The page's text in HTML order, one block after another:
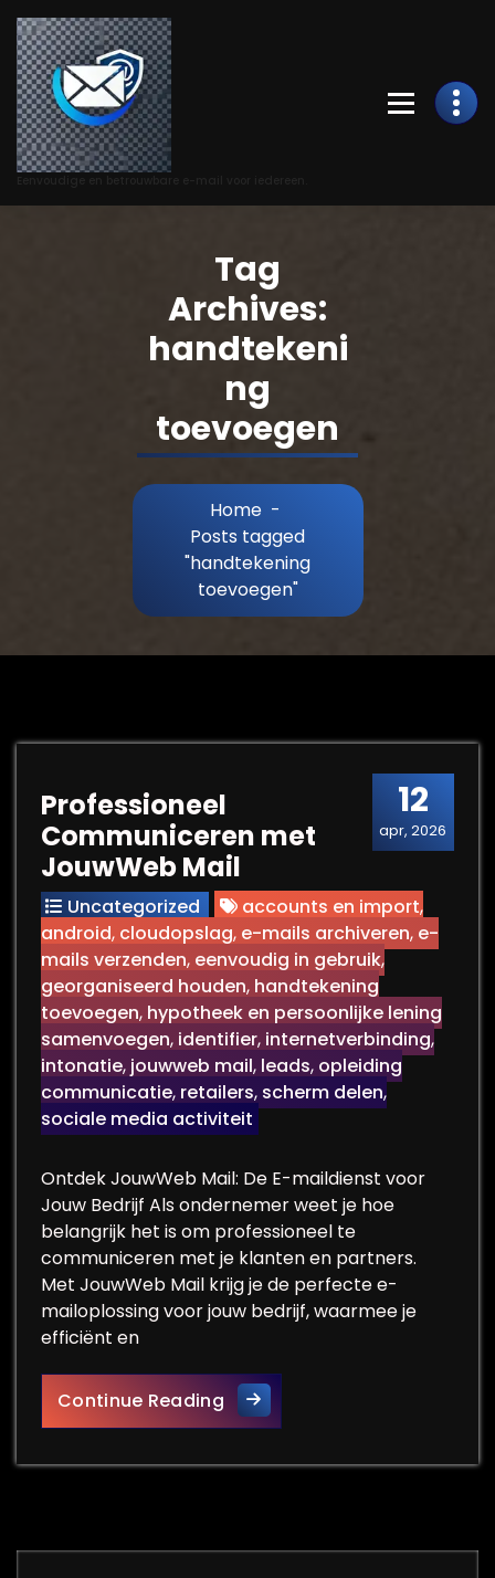
Skip
to
Content
Tag
Archives:
handtekeni
ng
toevoegen
Home -
Posts tagged
"handtekening
toevoegen"
12
apr, 2026
Professioneel
Communiceren met
JouwWeb Mail
Uncategorized accounts en import,
android, cloudopslag, e-mails archiveren, e-
mails verzenden, eenvoudig in gebruik,
georganiseerd houden, handtekening
toevoegen, hypotheek en persoonlijke lening
samenvoegen, identifier, internetverbinding,
intonatie, jouwweb mail, leads, opleiding
communicatie, retailers, scherm delen,
sociale media activiteit
Ontdek JouwWeb Mail: De E-maildienst voor
Jouw Bedrijf Als ondernemer weet je hoe
belangrijk het is om professioneel te
communiceren met je klanten en partners.
Met JouwWeb Mail krijg je de perfecte e-
mailoplossing voor jouw bedrijf, waarmee je
efficiënt en
Continue ReadingProfessioneel